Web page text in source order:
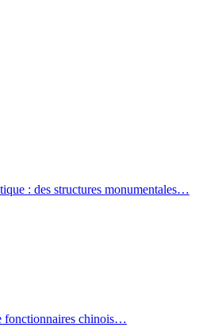
: des structures monumentales…
fonctionnaires chinois…